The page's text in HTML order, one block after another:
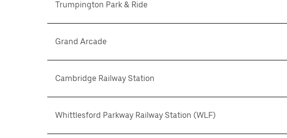
Trumpington Park & Ride
Grand Arcade
Cambridge Railway Station
Whittlesford Parkway Railway Station (WLF)